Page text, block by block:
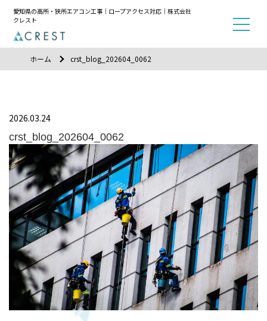
愛知県の高所・狭所エアコン工事｜ロープアクセス対応｜株式会社
クレスト
ホーム crst_blog_202604_0062
2026.03.24
crst_blog_202604_0062